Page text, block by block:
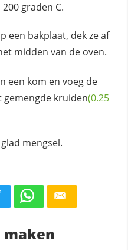
graden C.
een bakplaat, dek ze af
midden van de oven.
een kom en voeg de
gemengde kruiden(0.25
mengsel.
maken